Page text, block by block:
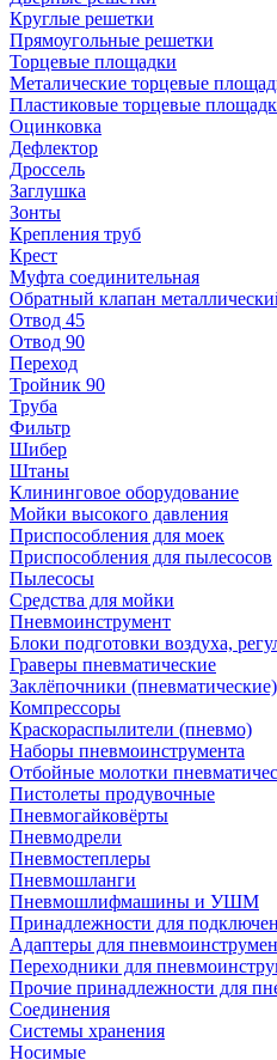
Круглые решетки
Прямоугольные решетки
Торцевые площадки
Металические торцевые
Пластиковые торцевые
Оцинковка
Дефлектор
Дроссель
Заглушка
Зонты
Крепления труб
Крест
Муфта соединительная
Обратный клапан
Отвод 45
Отвод 90
Переход
Тройник 90
Труба
Фильтр
Шибер
Штаны
Клининговое оборудование
Мойки высокого давления
Приспособления для моек
Приспособления для пылесосов
Пылесосы
Средства для мойки
Пневмоинструмент
Блоки подготовки воздуха,
Граверы пневматические
Заклёпочники (пневматические)
Компрессоры
Краскораспылители (пневмо)
Наборы пневмоинструмента
Отбойные молотки
Пистолеты продувочные
Пневмогайковёрты
Пневмодрели
Пневмостеплеры
Пневмошланги
Пневмошлифмашины и УШМ
Принадлежности для
Адаптеры для
Переходники для
Прочие принадлежности для
Соединения
Системы хранения
Носимые